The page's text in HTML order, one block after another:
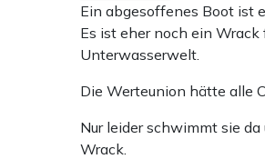
Ein abgesoffenes Boot ist
Es ist eher noch ein Wrack
Unterwasserwelt.
Die Werteunion hätte alle
Nur leider schwimmt sie da
Wrack.